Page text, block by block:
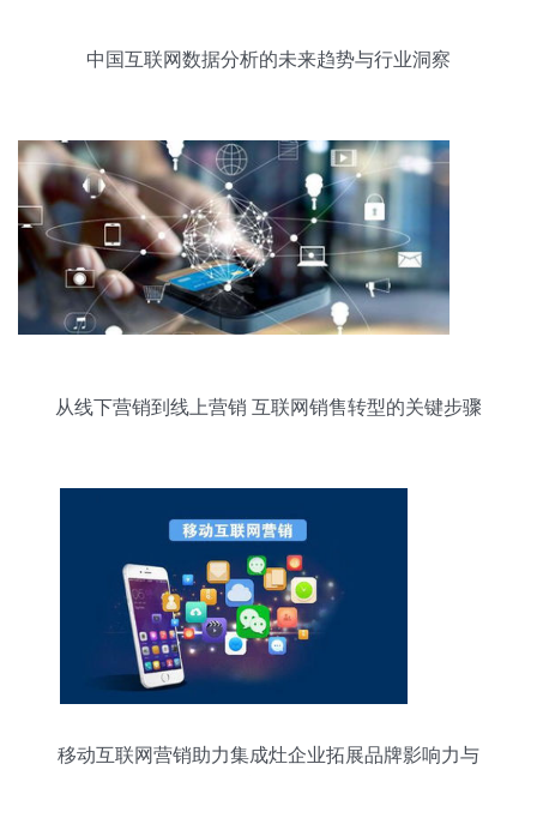
中国互联网数据分析的未来趋势与行业洞察
从线下营销到线上营销 互联网销售转型的关键步骤
移动互联网营销助力集成灶企业拓展品牌影响力与